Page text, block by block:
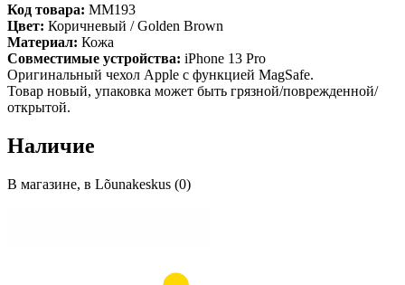
Код товара: MM193
Цвет: Коричневый / Golden Brown
Материал: Кожа
Совместимые устройства: iPhone 13 Pro
Оригинальный чехол Apple с функцией MagSafe.
Товар новый, упаковка может быть грязной/поврежденной/
открытой.
Наличие
В магазине, в Lõunakeskus (0)